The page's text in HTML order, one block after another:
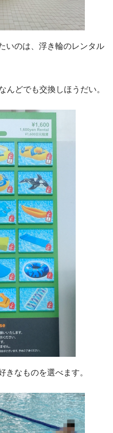
いのは、浮き輪のレンタル
んどでも交換しほうだい。
きなものを選べます。